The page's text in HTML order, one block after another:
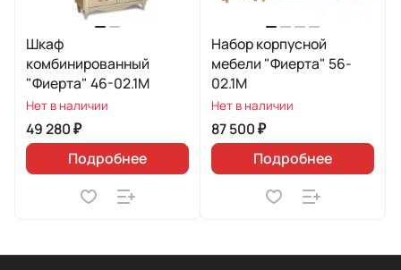
Шкаф
комбинированный
"Фиерта" 46-02.1М
Нет в наличии
49 280 ₽
Подробнее
Набор корпусной
мебели "Фиерта" 56-
02.1М
Нет в наличии
87 500 ₽
Подробнее